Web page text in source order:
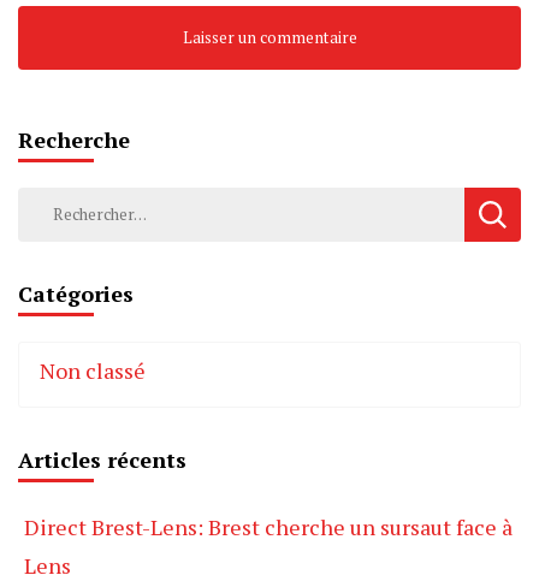
Recherche
Rechercher :
Catégories
Non classé
Articles récents
Direct Brest-Lens: Brest cherche un sursaut face à
Lens